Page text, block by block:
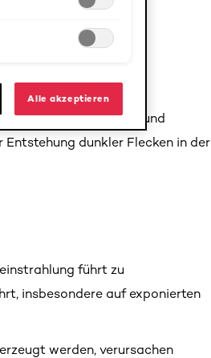
Oxidativer Stress und
dunkler Flecken in der
führt zu
insbesondere auf exponierten
werden, verursachen
Alle akzeptieren